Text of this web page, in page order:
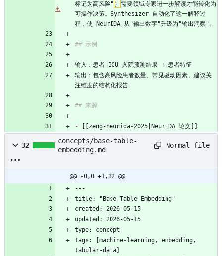
标记为高风险" ）
需要领域专家进一步解读才能转化为
可操作决策。Synthesizer 自动化了这一解释过
程，使 NeurIDA 从"输出数字"升级为"输出洞察"。
## 示例
输入：患者 ICU 入院预测结果 + 患者特征
输出：包含高风险患者数量、常见驱动因素、建议关
注维度的结构化报告
## 来源
- [[zeng-neurida-2025|NeurIDA 论文]]
32
concepts/base-table-
embedding.md
Normal file
@@ -0,0 +1,32 @@
---
title: "Base Table Embedding"
created: 2026-05-15
updated: 2026-05-15
type: concept
tags: [machine-learning, embedding,
tabular-data]